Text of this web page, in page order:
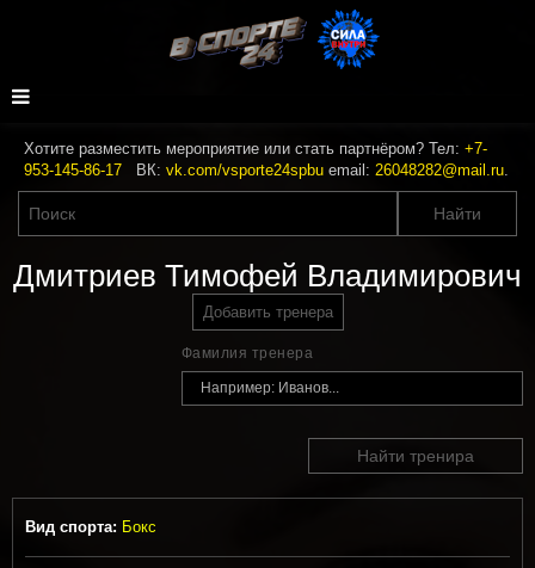
Хотите разместить мероприятие или стать партнёром? Тел: +7-
953-145-86-17 ВК: vk.com/vsporte24spbu email: 26048282@mail.ru.
Дмитриев Тимофей Владимирович
Добавить тренера
Фамилия тренера
Найти тренира
Вид спорта: Бокс